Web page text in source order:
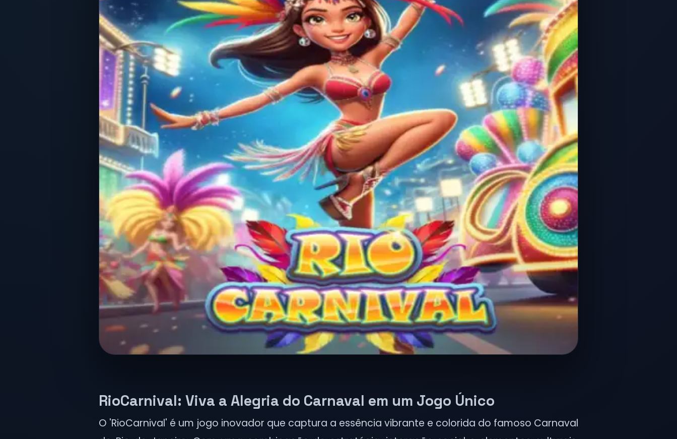
RioCarnival: Viva a Alegria do Carnaval em um Jogo Único
O 'RioCarnival' é um jogo inovador que captura a essência vibrante e colorida do famoso Carnaval